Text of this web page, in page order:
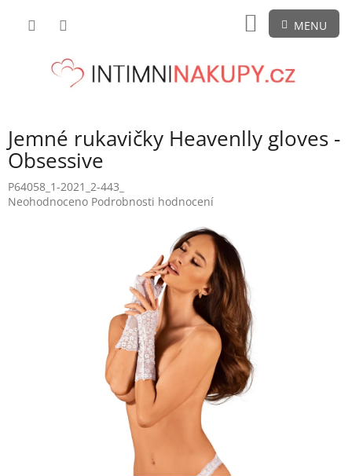
NÁKUPNÍ
KOŠÍK
Jemné rukavičky Heavenlly gloves -
Obsessive
P64058_1-2021_2-443_
Průměrné
Neohodnoceno Podrobnosti hodnocení